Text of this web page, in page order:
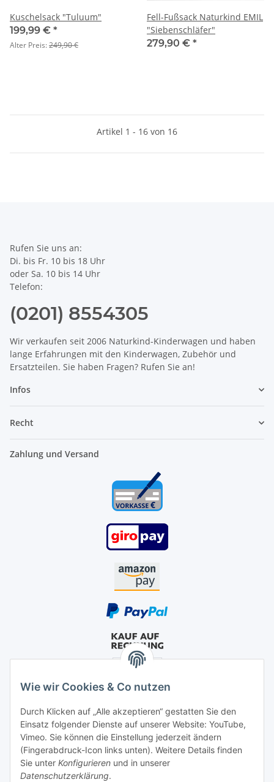
Wie wir Cookies & Co nutzen
Durch Klicken auf „Alle akzeptieren“ gestatten Sie den
Einsatz folgender Dienste auf unserer Website: YouTube,
Vimeo. Sie können die Einstellung jederzeit ändern
(Fingerabdruck-Icon links unten). Weitere Details finden
Sie unter Konfigurieren und in unserer
Datenschutzerklärung.
Kuschelsack "Tuluum"
199,99 € *
Alter Preis:249,90 €
Fell-Fußsack Naturkind EMIL
"Siebenschläfer"
279,90 € *
Artikel 1 - 16 von 16
Rufen Sie uns an:
Di. bis Fr. 10 bis 18 Uhr
oder Sa. 10 bis 14 Uhr
Telefon:
(0201) 8554305
Wir verkaufen seit 2006 Naturkind-Kinderwagen und haben
lange Erfahrungen mit den Kinderwagen, Zubehör und
Ersatzteilen. Sie haben Fragen? Rufen Sie an!
Infos
Recht
Zahlung und Versand